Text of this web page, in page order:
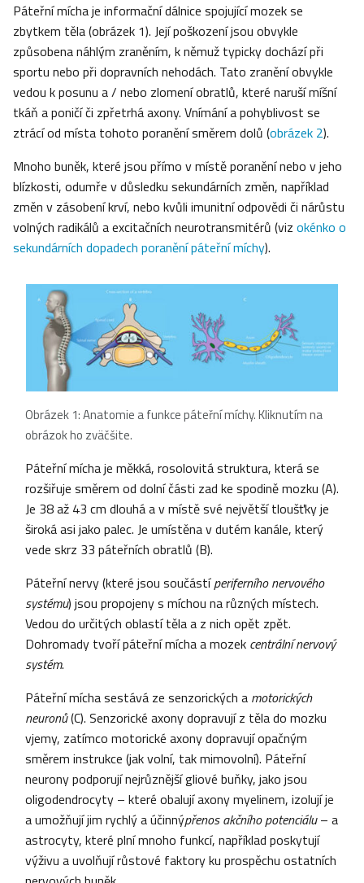
Páteřní mícha je informační dálnice spojující mozek se
zbytkem těla (obrázek 1). Její poškození jsou obvykle
způsobena náhlým zraněním, k němuž typicky dochází při
sportu nebo při dopravních nehodách. Tato zranění obvykle
vedou k posunu a / nebo zlomení obratlů, které naruší míšní
tkáň a poničí či zpřetrhá axony. Vnímání a pohyblivost se
ztrácí od místa tohoto poranění směrem dolů (obrázek 2).
Mnoho buněk, které jsou přímo v místě poranění nebo v jeho
blízkosti, odumře v důsledku sekundárních změn, například
změn v zásobení krví, nebo kvůli imunitní odpovědi či nárůstu
volných radikálů a excitačních neurotransmitérů (viz okénko o
sekundárních dopadech poranění páteřní míchy).
Obrázek 1: Anatomie a funkce páteřní míchy. Kliknutím na
obrázok ho zväčšite.
Páteřní mícha je měkká, rosolovitá struktura, která se
rozšiřuje směrem od dolní části zad ke spodině mozku (A).
Je 38 až 43 cm dlouhá a v místě své největší tloušťky je
široká asi jako palec. Je umístěna v dutém kanále, který
vede skrz 33 páteřních obratlů (B).
Páteřní nervy (které jsou součástíperiferního nervového
systému) jsou propojeny s míchou na různých místech.
Vedou do určitých oblastí těla a z nich opět zpět.
Dohromady tvoří páteřní mícha a mozek centrální nervový
systém.
Páteřní mícha sestává ze senzorických a motorických
neuronů(C). Senzorické axony dopravují z těla do mozku
vjemy, zatímco motorické axony dopravují opačným
směrem instrukce (jak volní, tak mimovolní). Páteřní
neurony podporují nejrůznější gliové buňky, jako jsou
oligodendrocyty – které obalují axony myelinem, izolují je
a umožňují jim rychlý a účinnýpřenos akčního potenciálu– a
astrocyty, které plní mnoho funkcí, například poskytují
výživu a uvolňují růstové faktory ku prospěchu ostatních